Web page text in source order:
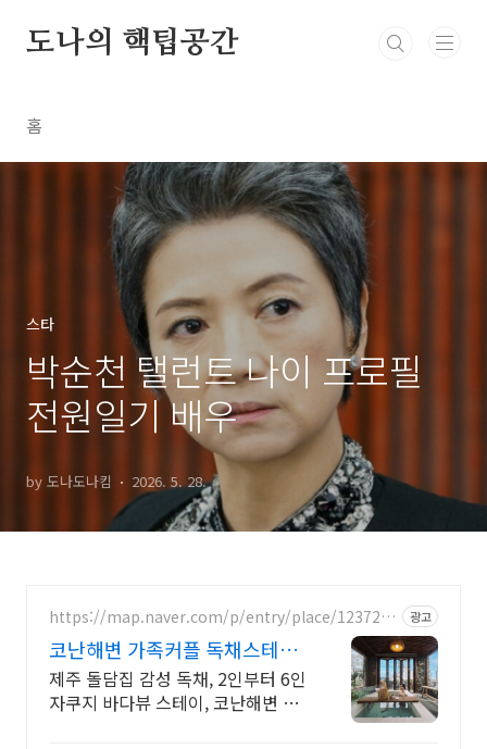
도나의 핵팁공간
홈
스타
박순천 탤런트 나이 프로필
전원일기 배우
by 도나도나킴 2026. 5. 28.
https://map.naver.com/p/entry/place/1237286
광고
코난해변 가족커플 독채스테이
월정리 근처 감성 독채 2채
제주 돌담집 감성 독채, 2인부터 6인
자쿠지 바다뷰 스테이, 코난해변 바